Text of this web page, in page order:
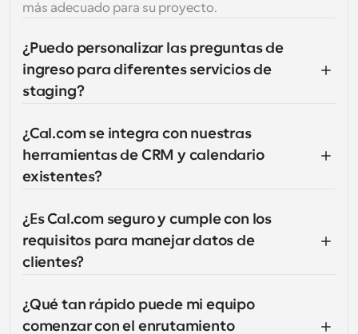
más adecuado para su proyecto.
¿Puedo personalizar las preguntas de
ingreso para diferentes servicios de
staging?
¿Cal.com se integra con nuestras
herramientas de CRM y calendario
existentes?
¿Es Cal.com seguro y cumple con los
requisitos para manejar datos de
clientes?
¿Qué tan rápido puede mi equipo
comenzar con el enrutamiento